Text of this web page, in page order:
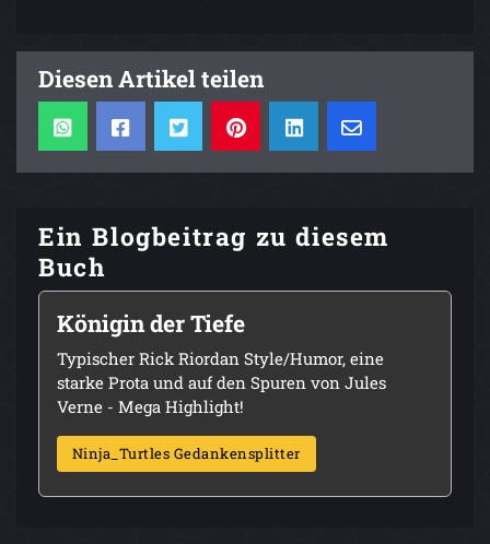
Diesen Artikel teilen
Ein Blogbeitrag zu diesem
Buch
Königin der Tiefe
Typischer Rick Riordan Style/Humor, eine
starke Prota und auf den Spuren von Jules
Verne - Mega Highlight!
Ninja_Turtles Gedankensplitter